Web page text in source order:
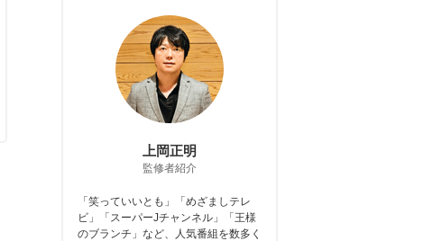
上岡正明
監修者紹介
「笑っていいとも」「めざましテレ
ビ」「スーパーJチャンネル」「王様
のブランチ」など、人気番組を数多く